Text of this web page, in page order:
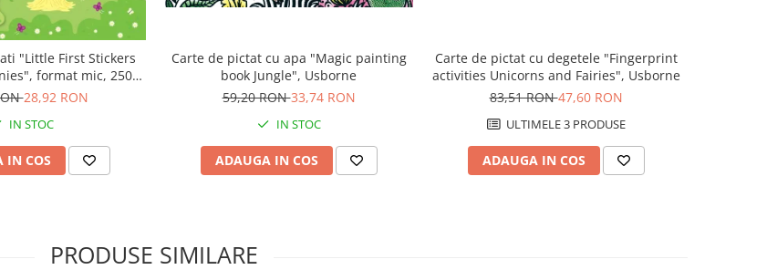
"Little First Stickers
format mic, 250
Usborne
28,92 RON
IN STOC
IN COS
Carte de pictat cu apa "Magic painting
book Jungle", Usborne
59,20 RON33,74 RON
IN STOC
ADAUGA IN COS
Carte de pictat cu degetele "Fingerprint
activities Unicorns and Fairies", Usborne
83,51 RON47,60 RON
ULTIMELE 3 PRODUSE
ADAUGA IN COS
PRODUSE SIMILARE